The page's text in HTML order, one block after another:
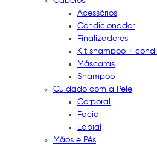
Acessórios
Condicionador
Finalizadores
Kit shampoo +
Máscaras
Shampoo
Cuidado com a Pele
Corporal
Facial
Labial
Mãos e Pés